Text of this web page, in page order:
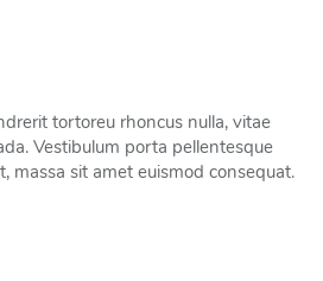
tortoreu rhoncus nulla, vitae
Vestibulum porta pellentesque
massa sit amet euismod consequat.